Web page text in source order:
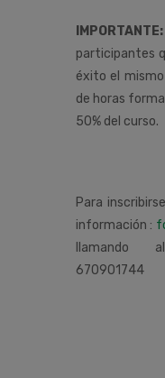
IMPORTANTE:
participantes
éxito el
de horas
50% del curso.
Para
información :
llamando
670901744